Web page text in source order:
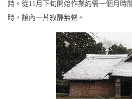
詩。從11月下旬開始作業約需一個月時
時，館內一片寂靜無聲。